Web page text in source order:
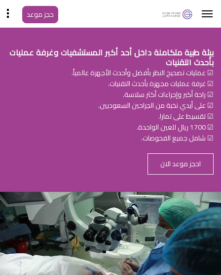
حجز موعد
بيئة طبية متكاملة داخل أحد أكبر المستشفيات وغرفة عمليات
بأحدث التقنيات
☑ عمليات تصحيح النظر بأفضل وأحدث الأجهزة عالمياً.
☑ غرفة عمليات مجهزة بأحدث التقنيات.
☑ راحة أكبر وإجراءات أكثر سلاسة.
☑ على أيدي نخبة من الجراحين السعوديين.
☑ تقسيط على تمارا.
☑ 1700 ريال للعين الواحدة.
☑ شامل جميع الفحوصات.
احجز موعد الان